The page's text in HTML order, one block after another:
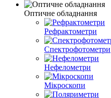
Оптичне обладнання
Рефрактометри
Спектрофотометри
Нефелометри
Мікроскопи